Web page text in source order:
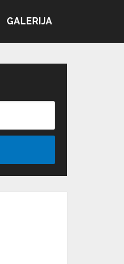
GALERIJA